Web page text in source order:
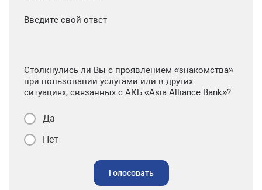
Введите свой ответ
Столкнулись ли Вы с проявлением «знакомства»
при пользовании услугами или в других
ситуациях, связанных с АКБ «Asia Alliance Bank»?
Да
Нет
Голосовать